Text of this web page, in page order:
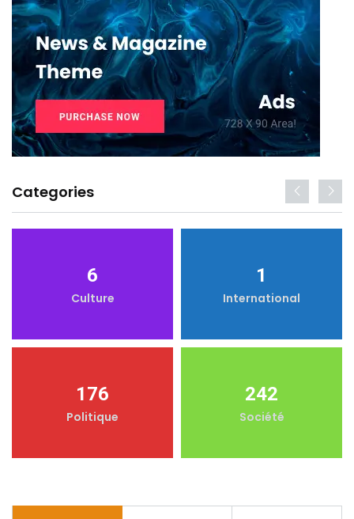
Categories
6
Culture
1
International
176
Politique
242
Société